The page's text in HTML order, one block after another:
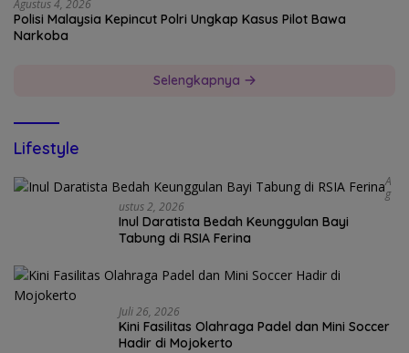
Agustus 4, 2026
Polisi Malaysia Kepincut Polri Ungkap Kasus Pilot Bawa
Narkoba
Selengkapnya
Lifestyle
A
G
Ustus 2, 2026
Inul Daratista Bedah Keunggulan Bayi
Tabung di RSIA Ferina
Juli 26, 2026
Kini Fasilitas Olahraga Padel dan Mini Soccer
Hadir di Mojokerto